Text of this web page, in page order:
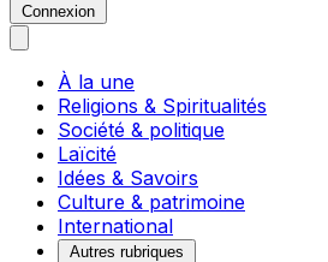
Connexion
À la une
Religions & Spiritualités
Société & politique
Laïcité
Idées & Savoirs
Culture & patrimoine
International
Autres rubriques